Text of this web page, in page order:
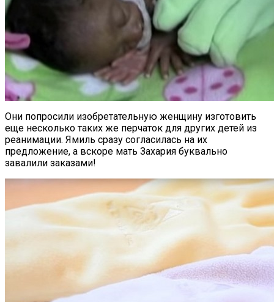
Они попросили изобретательную женщину изготовить
еще несколько таких же перчаток для других детей из
реанимации. Ямиль сразу согласилась на их
предложение, а вскоре мать Захария буквально
завалили заказами!